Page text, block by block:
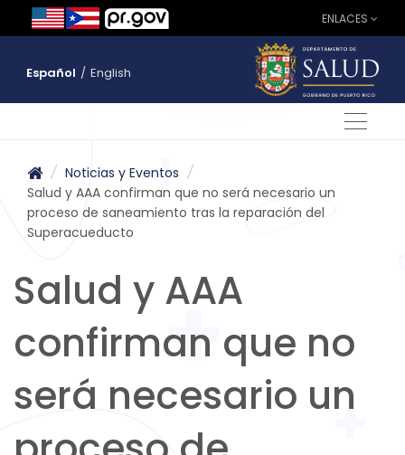
ENLACES
Español / English
/ Noticias y Eventos /
Salud y AAA confirman que no será necesario un
proceso de saneamiento tras la reparación del
Superacueducto
Salud y AAA
confirman que no
será necesario un